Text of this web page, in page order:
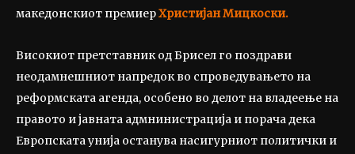
македонскиот премиерХристијан Мицкоски.
Високиот претставник од Брисел го поздрави
неодамнешниот напредок во спроведувањето на
реформската агенда, особено во делот на владеење на
правото и јавната адмнинистрација и порача дека
Европската унија останува насигурниот политички и